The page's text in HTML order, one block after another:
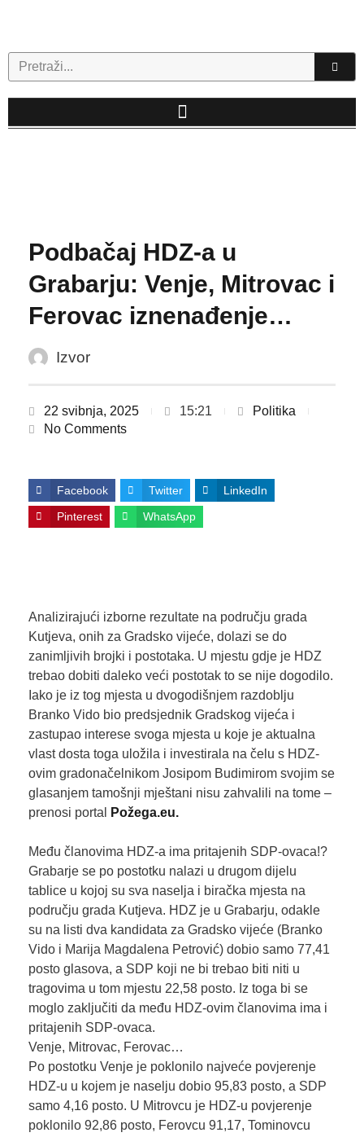
Search
Podbačaj HDZ-a u
Grabarju: Venje, Mitrovac i
Ferovac iznenađenje…
Izvor
22 svibnja, 2025 15:21
Politika
No Comments
Facebook Twitter LinkedIn
Pinterest WhatsApp
Analizirajući izborne rezultate na području grada
Kutjeva, onih za Gradsko vijeće, dolazi se do
zanimljivih brojki i postotaka. U mjestu gdje je HDZ
trebao dobiti daleko veći postotak to se nije dogodilo.
Iako je iz tog mjesta u dvogodišnjem razdoblju
Branko Vido bio predsjednik Gradskog vijeća i
zastupao interese svoga mjesta u koje je aktualna
vlast dosta toga uložila i investirala na čelu s HDZ-
ovim gradonačelnikom Josipom Budimirom svojim se
glasanjem tamošnji mještani nisu zahvalili na tome –
prenosi portal
Požega.eu.
Među članovima HDZ-a ima pritajenih SDP-ovaca!?
Grabarje se po postotku nalazi u drugom dijelu
tablice u kojoj su sva naselja i biračka mjesta na
području grada Kutjeva. HDZ je u Grabarju, odakle
su na listi dva kandidata za Gradsko vijeće (Branko
Vido i Marija Magdalena Petrović) dobio samo 77,41
posto glasova, a SDP koji ne bi trebao biti niti u
tragovima u tom mjestu 22,58 posto. Iz toga bi se
moglo zaključiti da među HDZ-ovim članovima ima i
pritajenih SDP-ovaca.
Venje, Mitrovac, Ferovac…
Po postotku Venje je poklonilo najveće povjerenje
HDZ-u u kojem je naselju dobio 95,83 posto, a SDP
samo 4,16 posto. U Mitrovcu je HDZ-u povjerenje
poklonilo 92,86 posto, Ferovcu 91,17, Tominovcu